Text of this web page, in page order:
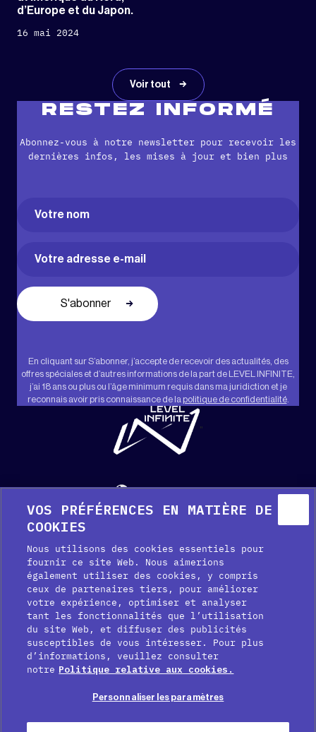
d’Europe et du Japon.
16 mai 2024
Voir tout
RESTEZ INFORMÉ
Abonnez-vous à notre newsletter pour recevoir les
dernières infos, les mises à jour et bien plus
Name
En cliquant sur S’abonner, j’accepte de recevoir des actualités, des
offres spéciales et d’autres informations de la part de LEVEL INFINITE,
j’ai 18 ans ou plus ou l’âge minimum requis dans ma juridiction et je
reconnais avoir pris connaissance de la politique de confidentialité.
"
Français
Préférences de cookies
Politique en matière de cookies
Politique de confidentialité
Conditions d’utilisation
VOS PRÉFÉRENCES EN MATIÈRE DE
COOKIES
Nous utilisons des cookies essentiels pour
fournir ce site Web. Nous aimerions
également utiliser des cookies, y compris
ceux de partenaires tiers, pour améliorer
votre expérience, optimiser et analyser
tant les fonctionnalités que l’utilisation
du site Web, et diffuser des publicités
susceptibles de vous intéresser. Pour plus
d’informations, veuillez consulter
notre Politique relative aux cookies.
Personnaliser les paramètres